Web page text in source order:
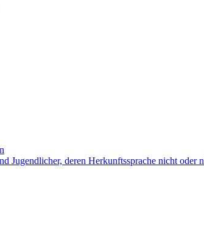
Jugendlicher, deren Herkunftssprache nicht oder